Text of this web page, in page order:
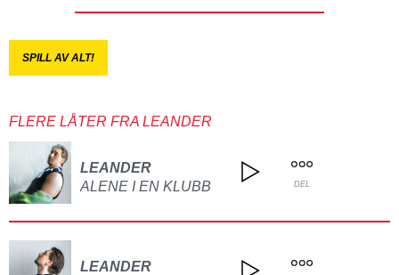
SPILL AV ALT!
FLERE LÅTER FRA LEANDER
LEANDER
ALENE I EN KLUBB
DEL
LEANDER